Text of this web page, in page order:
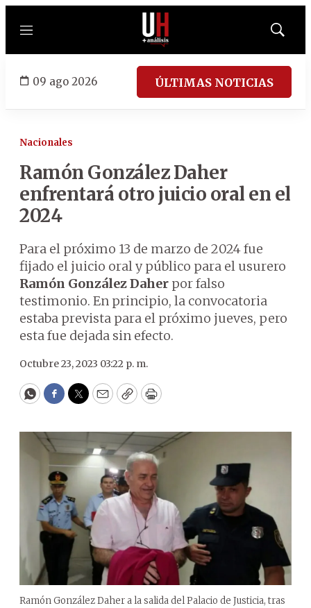
Menú
Mostrar
09 ago 2026 ÚLTIMAS NOTICIAS
Nacionales
Ramón González Daher
enfrentará otro juicio oral en el
2024
Para el próximo 13 de marzo de 2024 fue
fijado el juicio oral y público para el usurero
Ramón González Daher por falso
testimonio. En principio, la convocatoria
estaba prevista para el próximo jueves, pero
esta fue dejada sin efecto.
Octubre 23, 2023 03:22 p. m.
WhatsApp
Facebook
Twitter
EmailCopyPrint
Ramón González Daher a la salida del Palacio de Justicia, tras